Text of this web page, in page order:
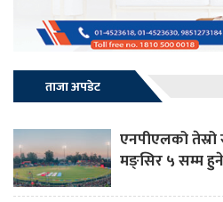
ताजा अपडेट
एनपीएलको
मङ्सिर ५ सम्म हुने